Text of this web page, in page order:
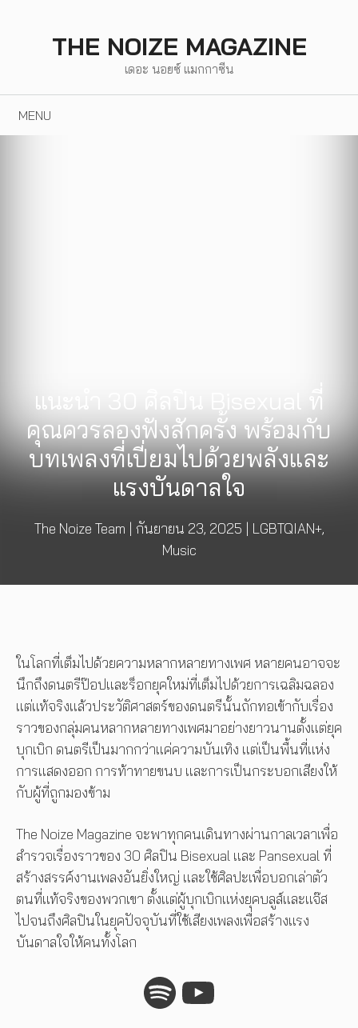
THE NOIZE MAGAZINE
เดอะ นอยซ์ แมกกาซีน
MENU
แนะนำ 30 ศิลปิน Bisexual ที่
คุณควรลองฟังสักครั้ง พร้อมกับ
บทเพลงที่เปี่ยมไปด้วยพลังและ
แรงบันดาลใจ
The Noize Team | กันยายน 23, 2025 | LGBTQIAN+,
Music
ในโลกที่เต็มไปด้วยความหลากหลายทางเพศ หลายคนอาจจะ
นึกถึงดนตรีป๊อปและร็อกยุคใหม่ที่เต็มไปด้วยการเฉลิมฉลอง
แต่แท้จริงแล้วประวัติศาสตร์ของดนตรีนั้นถักทอเข้ากับเรื่อง
ราวของกลุ่มคนหลากหลายทางเพศมาอย่างยาวนานตั้งแต่ยุค
บุกเบิก ดนตรีเป็นมากกว่าแค่ความบันเทิง แต่เป็นพื้นที่แห่ง
การแสดงออก การท้าทายขนบ และการเป็นกระบอกเสียงให้
กับผู้ที่ถูกมองข้าม
The Noize Magazine จะพาทุกคนเดินทางผ่านกาลเวลาเพื่อ
สำรวจเรื่องราวของ 30 ศิลปิน Bisexual และ Pansexual ที่
สร้างสรรค์งานเพลงอันยิ่งใหญ่ และใช้ศิลปะเพื่อบอกเล่าตัว
ตนที่แท้จริงของพวกเขา ตั้งแต่ผู้บุกเบิกแห่งยุคบลูส์และแจ๊ส
ไปจนถึงศิลปินในยุคปัจจุบันที่ใช้เสียงเพลงเพื่อสร้างแรง
บันดาลใจให้คนทั้งโลก
Spotify
YouTube